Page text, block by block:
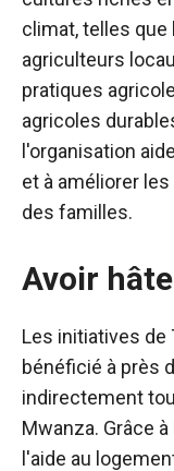
climat, telles
agriculteurs
pratiques
agricoles
l'organisation
et à améliorer
des familles.
Avoir
Les initiatives de
bénéficié à près
indirectement
Mwanza. Grâce
l'aide au